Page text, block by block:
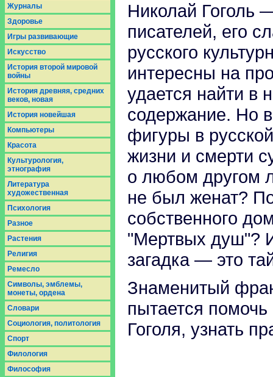
Журналы
Здоровье
Игры развивающие
Искусство
История второй мировой
войны
История древняя, средних
веков, новая
История новейшая
Компьютеры
Красота
Культурология,
этнография
Литература
художественная
Психология
Разное
Растения
Религия
Ремесло
Символы, эмблемы,
монеты, ордена
Словари
Социология, политология
Спорт
Филология
Философия
Николай Гоголь
писателей, его
русского
интересны на
удается найти в
содержание. Но
фигуры в
жизни и смерти
о любом другом
не был женат?
собственного
"Мертвых душ"?
загадка — это
Знаменитый
пытается помочь
Гоголя, узнать